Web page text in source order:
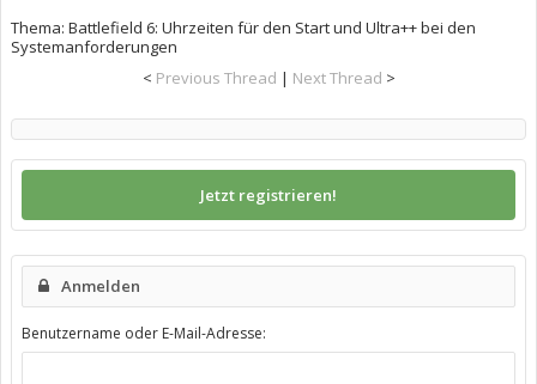
Thema: Battlefield 6: Uhrzeiten für den Start und Ultra++ bei den
Systemanforderungen
< Previous Thread | Next Thread >
Jetzt registrieren!
Anmelden
Benutzername oder E-Mail-Adresse: